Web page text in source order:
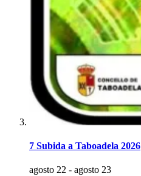
7 Subida a Taboadela 2026
agosto 22 - agosto 23